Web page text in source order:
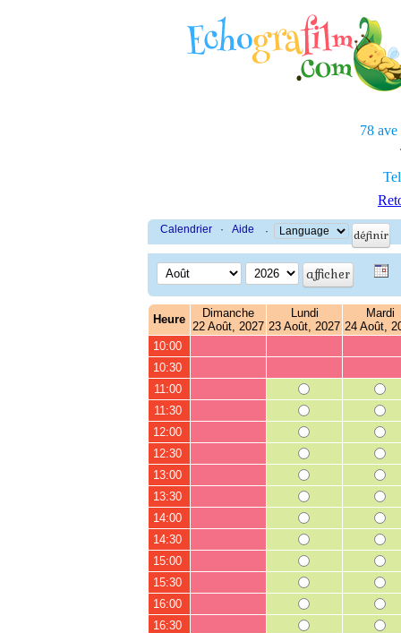
78 ave
Calendrier · Aide ·
Heure
Dimanche
22 Août, 2027
Lundi
23 Août, 2027
Mardi
24 Août,
10:00
10:30
11:00
11:30
12:00
12:30
13:00
13:30
14:00
14:30
15:00
15:30
16:00
16:30